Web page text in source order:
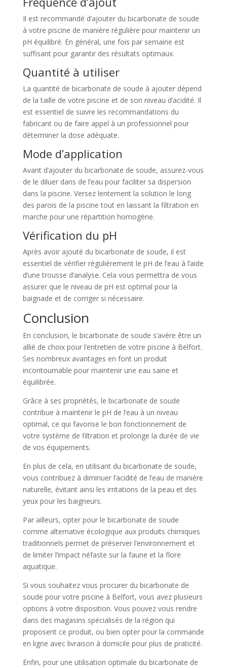
Il est recommandé d’ajouter du bicarbonate de soude
à votre piscine de manière régulière pour maintenir un
pH équilibré. En général, une fois par semaine est
suffisant pour garantir des résultats optimaux.
Quantité à utiliser
La quantité de bicarbonate de soude à ajouter dépend
de la taille de votre piscine et de son niveau d’acidité. Il
est essentiel de suivre les recommandations du
fabricant ou de faire appel à un professionnel pour
déterminer la dose adéquate.
Mode d’application
Avant d’ajouter du bicarbonate de soude, assurez-vous
de le diluer dans de l’eau pour faciliter sa dispersion
dans la piscine. Versez lentement la solution le long
des parois de la piscine tout en laissant la filtration en
marche pour une répartition homogène.
Vérification du pH
Après avoir ajouté du bicarbonate de soude, il est
essentiel de vérifier régulièrement le pH de l’eau à l’aide
d’une trousse d’analyse. Cela vous permettra de vous
assurer que le niveau de pH est optimal pour la
baignade et de corriger si nécessaire.
Conclusion
En conclusion, le bicarbonate de soude s’avère être un
allié de choix pour l’entretien de votre piscine à Belfort.
Ses nombreux avantages en font un produit
incontournable pour maintenir une eau saine et
équilibrée.
Grâce à ses propriétés, le bicarbonate de soude
contribue à maintenir le pH de l’eau à un niveau
optimal, ce qui favorise le bon fonctionnement de
votre système de filtration et prolonge la durée de vie
de vos équipements.
En plus de cela, en utilisant du bicarbonate de soude,
vous contribuez à diminuer l’acidité de l’eau de manière
naturelle, évitant ainsi les irritations de la peau et des
yeux pour les baigneurs.
Par ailleurs, opter pour le bicarbonate de soude
comme alternative écologique aux produits chimiques
traditionnels permet de préserver l’environnement et
de limiter l’impact néfaste sur la faune et la flore
aquatique.
Si vous souhaitez vous procurer du bicarbonate de
soude pour votre piscine à Belfort, vous avez plusieurs
options à votre disposition. Vous pouvez vous rendre
dans des magasins spécialisés de la région qui
proposent ce produit, ou bien opter pour la commande
en ligne avec livraison à domicile pour plus de praticité.
Enfin, pour une utilisation optimale du bicarbonate de